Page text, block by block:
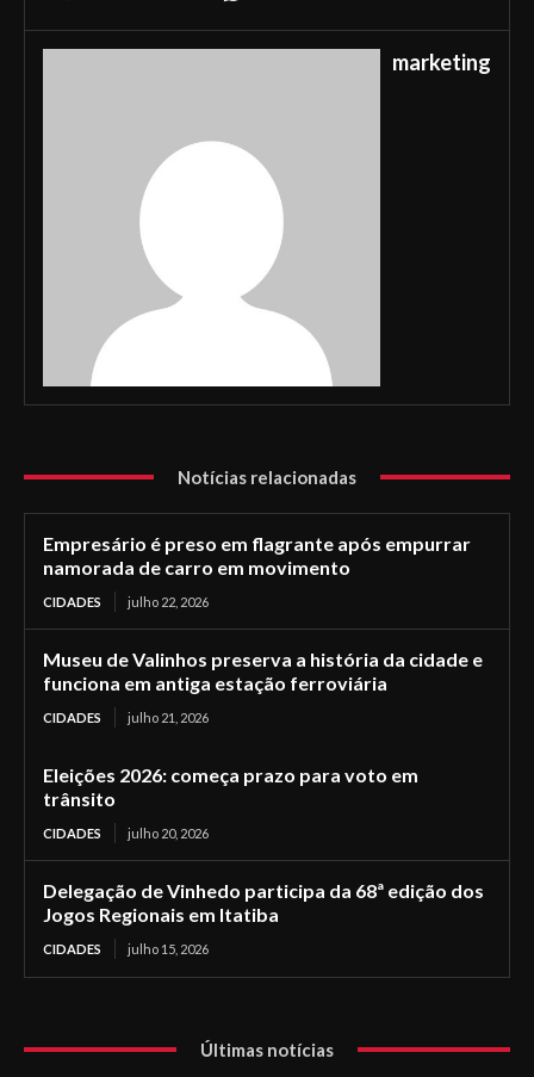
marketing
Notícias relacionadas
Empresário é preso em flagrante após empurrar
namorada de carro em movimento
CIDADES julho 22, 2026
Museu de Valinhos preserva a história da cidade e
funciona em antiga estação ferroviária
CIDADES julho 21, 2026
Eleições 2026: começa prazo para voto em
trânsito
CIDADES julho 20, 2026
Delegação de Vinhedo participa da 68ª edição dos
Jogos Regionais em Itatiba
CIDADES julho 15, 2026
Últimas notícias